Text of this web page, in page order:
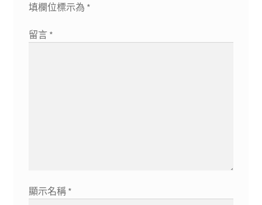
填欄位標示為 *
留言 *
顯示名稱 *